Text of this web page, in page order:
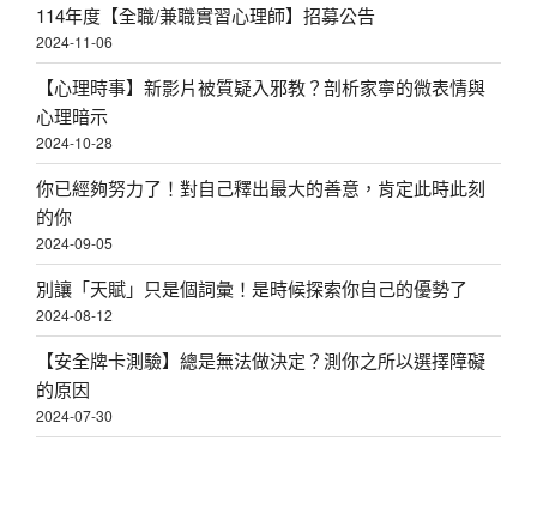
114年度【全職/兼職實習心理師】招募公告
2024-11-06
【心理時事】新影片被質疑入邪教？剖析家寧的微表情與
心理暗示
2024-10-28
你已經夠努力了！對自己釋出最大的善意，肯定此時此刻
的你
2024-09-05
別讓「天賦」只是個詞彙！是時候探索你自己的優勢了
2024-08-12
【安全牌卡測驗】總是無法做決定？測你之所以選擇障礙
的原因
2024-07-30